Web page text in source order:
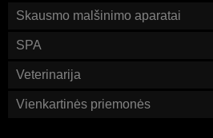
Skausmo malšinimo aparatai
SPA
Veterinarija
Vienkartinės priemonės